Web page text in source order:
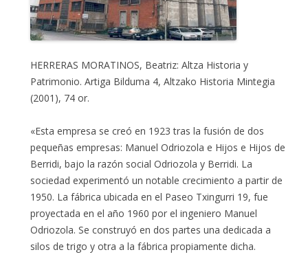
HERRERAS MORATINOS, Beatriz: Altza Historia y
Patrimonio. Artiga Bilduma 4, Altzako Historia Mintegia
(2001), 74 or.
«Esta empresa se creó en 1923 tras la fusión de dos
pequeñas empresas: Manuel Odriozola e Hijos e Hijos de
Berridi, bajo la razón social Odriozola y Berridi. La
sociedad experimentó un notable crecimiento a partir de
1950. La fábrica ubicada en el Paseo Txingurri 19, fue
proyectada en el año 1960 por el ingeniero Manuel
Odriozola. Se construyó en dos partes una dedicada a
silos de trigo y otra a la fábrica propiamente dicha.